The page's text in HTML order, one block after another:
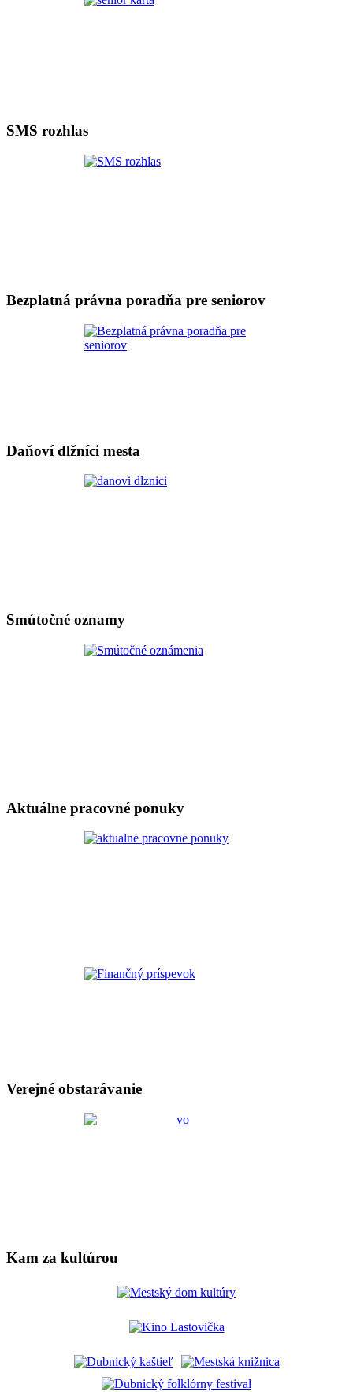
SMS rozhlas
Bezplatná právna poradňa pre seniorov
Daňoví dlžníci mesta
Smútočné oznamy
Aktuálne pracovné ponuky
Verejné obstarávanie
Kam za kultúrou